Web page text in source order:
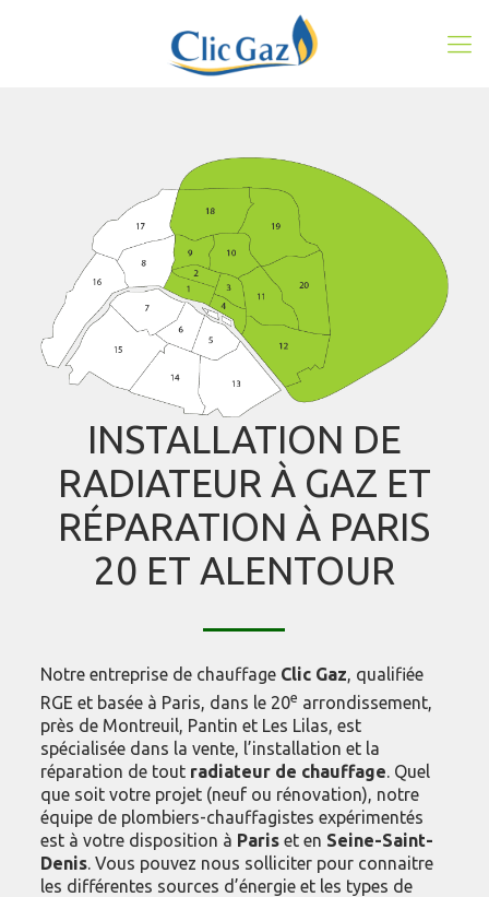
INSTALLATION DE
RADIATEUR À GAZ ET
RÉPARATION À PARIS
20 ET ALENTOUR
Notre entreprise de chauffage Clic Gaz , qualifiée
RGE et basée à Paris, dans le 20e arrondissement,
près de Montreuil, Pantin et Les Lilas, est
spécialisée dans la vente, l’installation et la
réparation de tout radiateur de chauffage. Quel
que soit votre projet (neuf ou rénovation), notre
équipe de plombiers-chauffagistes expérimentés
est à votre disposition à Pariset en Seine-Saint-
Denis. Vous pouvez nous solliciter pour connaitre
les différentes sources d’énergie et les types de